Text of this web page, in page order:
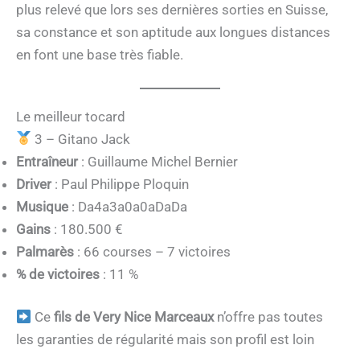
plus relevé que lors ses dernières sorties en Suisse,
sa constance et son aptitude aux longues distances
en font une base très fiable.
Le meilleur tocard
3 – Gitano Jack
Entraîneur: Guillaume Michel Bernier
Driver: Paul Philippe Ploquin
Musique : Da4a3a0a0aDaDa
Gains : 180.500 €
Palmarès : 66 courses – 7 victoires
% de victoires : 11 %
Cefils de Very Nice Marceauxn’offre pas toutes
les garanties de régularité mais son profil est loin